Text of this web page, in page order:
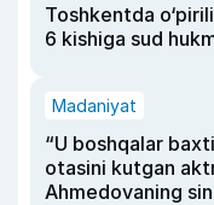
Toshkentda
6 kishiga sud
Madaniyat
“U boshqalar
otasini kutgan
Ahmedovaning